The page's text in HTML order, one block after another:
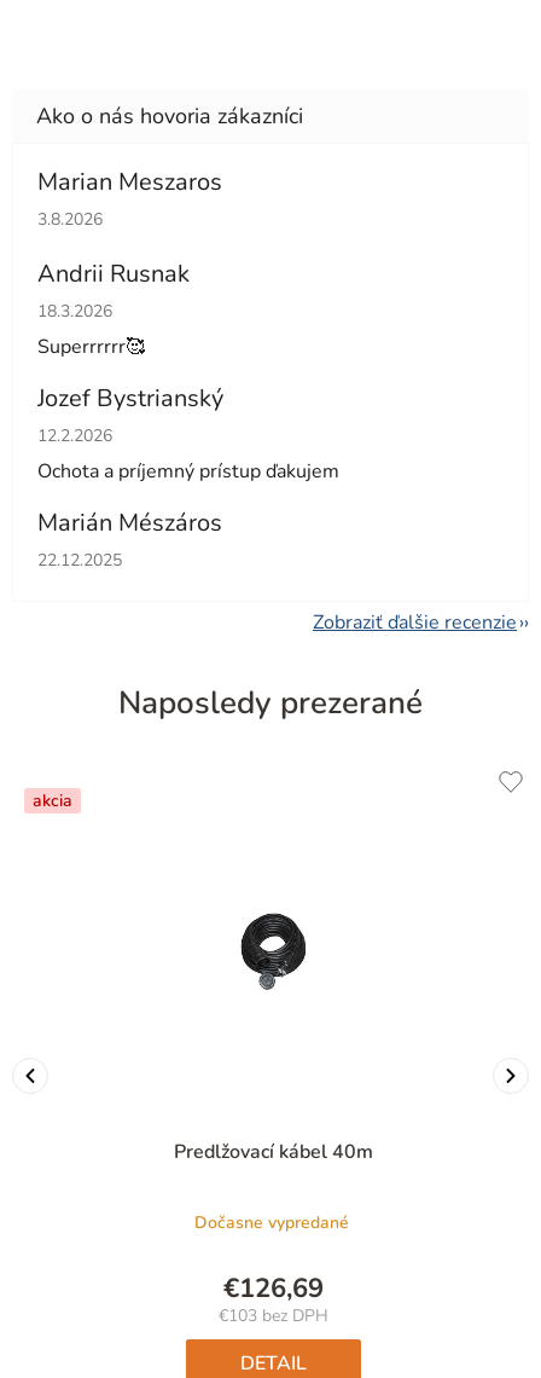
Marian Meszaros
Hodnotenie obchodu je 5 z 5 hviezdičiek.
3.8.2026
Andrii Rusnak
Hodnotenie obchodu je 5 z 5 hviezdičiek.
18.3.2026
Superrrrrr🥰
Jozef Bystrianský
Hodnotenie obchodu je 5 z 5 hviezdičiek.
12.2.2026
Ochota a príjemný prístup ďakujem
Marián Mészáros
Hodnotenie obchodu je 5 z 5 hviezdičiek.
22.12.2025
Zobraziť ďalšie recenzie
Naposledy prezerané
akcia
Predlžovací kábel 40m
Dočasne vypredané
€126,69
€103 bez DPH
Jednotková
cena:
DETAIL